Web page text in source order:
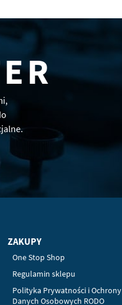
ZAKUPY
One Stop Shop
Regulamin sklepu
Polityka Prywatności i Ochrony
Danych Osobowych RODO